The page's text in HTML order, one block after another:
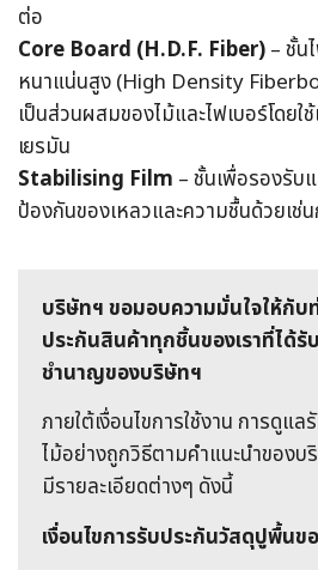
ต่อ
Core Board (H.D.F. Fiber)– ชั้น
หนาแน่นสูง (High Density
เป็นส่วนผสมของไม้และไฟเบอร์โดยใ
เยรมัน
Stabilising Film – ชั้นเพื่อรองรับ
ป้องกันของเหลวและความชื้นด้วยเช่
บริษัทฯ ขอมอบความมั่นใจให้กับ
ประกันสินค้าทุกชิ้นของเราที่ได้
ชำนาญของบริษัทฯ
ภายใต้เงื่อนไขการใช้งาน การดูแ
ไม้อย่างถูกวิธีตามคำแนะนำของบ
มีรายละเอียดต่างๆ ดังนี้
เงื่อนไขการรับประกันวัสดุปูพื้น